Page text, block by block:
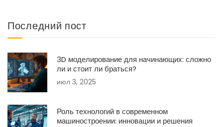
Последний пост
3D моделирование для начинающих: сложно
ли и стоит ли браться?
июл 3, 2025
Роль технологий в современном
машиностроении: инновации и решения